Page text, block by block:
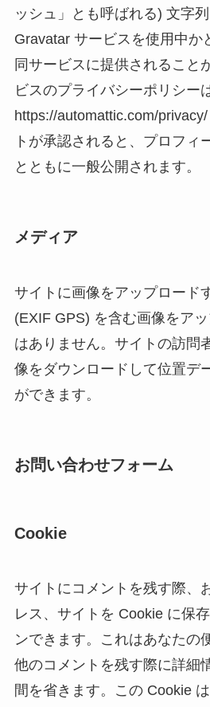
ッシュ」とも呼ばれる) 文字
Gravatar サービスを使用中か
同サービスに提供されること
ビスのプライバシーポリシー
https://automattic.com/
トが承認されると、プロフィ
とともに一般公開されます。
メディア
サイトに画像をアップロード
(EXIF GPS) を含む画像をア
はありません。サイトの訪問
像をダウンロードして位置デ
ができます。
お問い合わせフォーム
Cookie
サイトにコメントを残す際、
レス、サイトを Cookie に保
ンできます。これはあなたの
他のコメントを残す際に詳細
間を省きます。この Cookie